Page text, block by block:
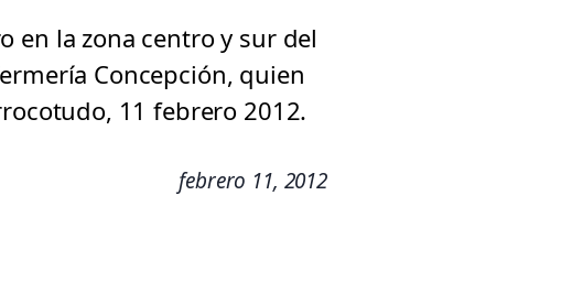
en la zona centro y sur del
Concepción, quien
11 febrero 2012.
febrero 11, 2012